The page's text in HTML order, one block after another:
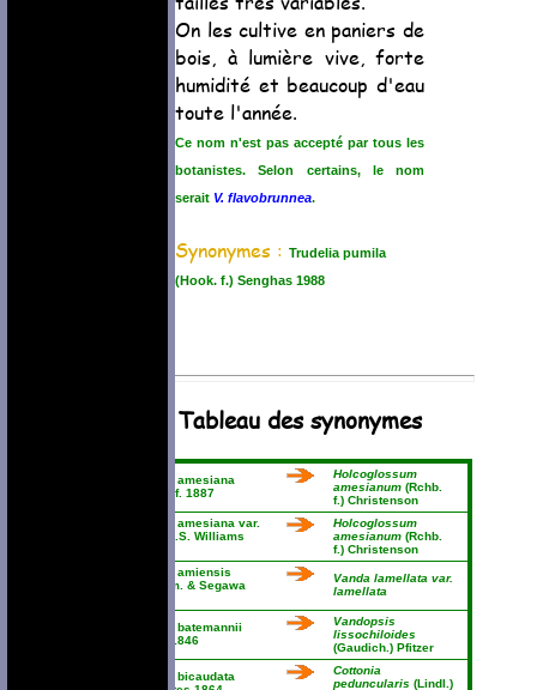
On les cultive en paniers de
bois, à lumière vive, forte
humidité et beaucoup d'eau
toute l'année.
Ce nom n'est pas accepté par tous les
botanistes. Selon certains, le nom
serait V. flavobrunnea.
Synonymes : Trudelia pumila
(Hook. f.) Senghas 1988
Tableau des synonymes
Vanda amesiana
Rchb. f. 1887
Holcoglossum
amesianum (Rchb.
f.) Christenson
Vanda amesiana var.
alba B.S. Williams
Holcoglossum
amesianum (Rchb.
f.) Christenson
Vanda amiensis
Masam. & Segawa
Vanda lamellata var.
lamellata
Vanda batemannii
Lindl 1846
Vandopsis
lissochiloides
(Gaudich.) Pfitzer
Vanda bicaudata
Cottonia
peduncularis (Lindl.)